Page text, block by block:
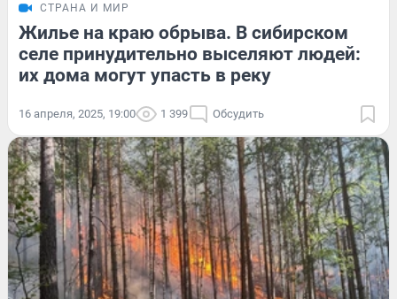
СТРАНА И МИР
Жилье на краю обрыва. В сибирском
селе принудительно выселяют людей:
их дома могут упасть в реку
16 апреля, 2025, 19:00 1 399 Обсудить